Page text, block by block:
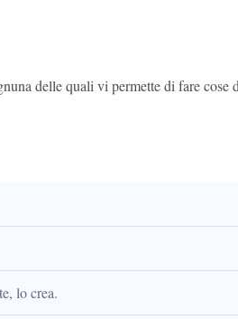
delle quali vi permette di fare cose
lo crea.